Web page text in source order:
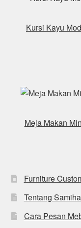
Kursi Kayu
Meja Makan
Furniture
Tentang
Cara Pesan